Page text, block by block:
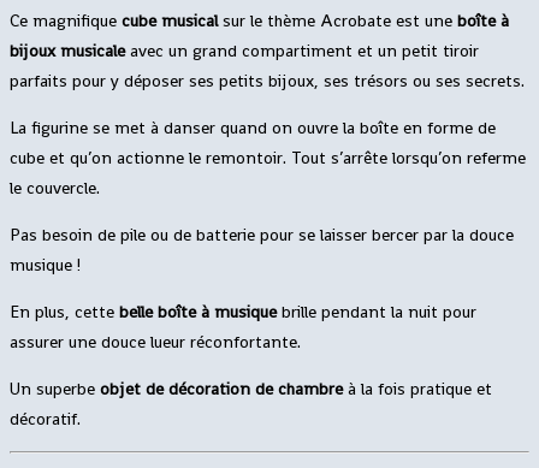
Ce magnifique cube musicalsur le thème Acrobate est une boîte à
bijoux musicaleavec un grand compartiment et un petit tiroir
parfaits pour y déposer ses petits bijoux, ses trésors ou ses secrets.
La figurine se met à danser quand on ouvre la boîte en forme de
cube et qu’on actionne le remontoir. Tout s’arrête lorsqu’on referme
le couvercle.
Pas besoin de pile ou de batterie pour se laisser bercer par la douce
musique !
En plus, cette belle boîte à musiquebrille pendant la nuit pour
assurer une douce lueur réconfortante.
Un superbe objet de décoration de chambreà la fois pratique et
décoratif.